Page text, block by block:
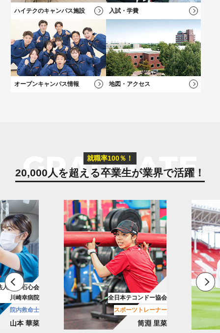
ハイテクのキャンパス施設 入試・学費
オープンキャンパス情報 地図・アクセス
20,000人を超える卒業生が業界で活躍！
就職率100％！
GRADUATE
筒淵 里菜
ツトレーナー
コンドー協会
古池 翔吾
メディカルトレーナー
花園近鉄ライナーズ
リーグワン/ラグビーチーム